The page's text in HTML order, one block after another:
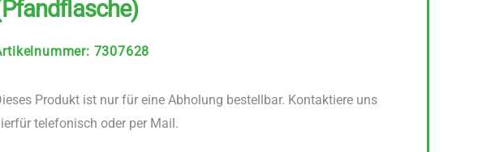
: 7307628
Produkt ist nur für eine Abholung bestellbar. Kontaktiere uns
telefonisch oder per Mail.